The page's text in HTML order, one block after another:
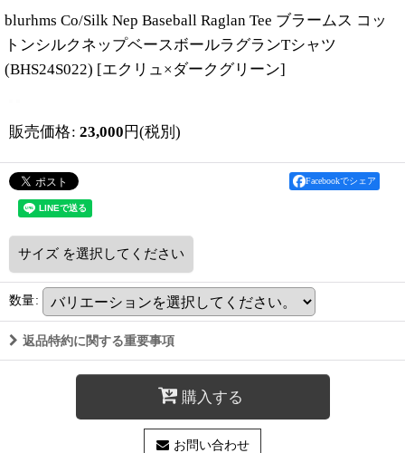
blurhms Co/Silk Nep Baseball Raglan Tee ブラームス コッ
トンシルクネップベースボールラグランTシャツ
(BHS24S022) [エクリュ×ダークグリーン]
販売価格: 23,000 円(税別)
Facebookでシェア
サイズ を選択してください
数量:
返品特約に関する重要事項
購入する
お問い合わせ